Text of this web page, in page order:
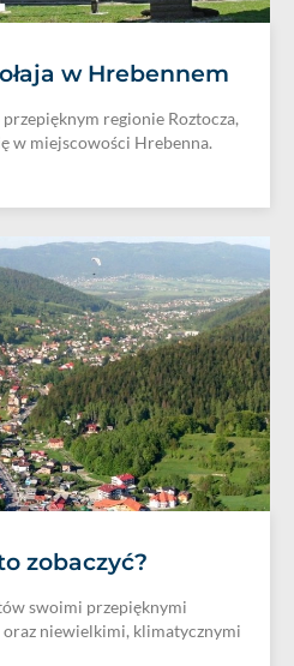
w Hrebennem
regionie Roztocza,
w miejscowości Hrebenna.
zobaczyć?
swoimi przepięknymi
niewielkimi, klimatycznymi